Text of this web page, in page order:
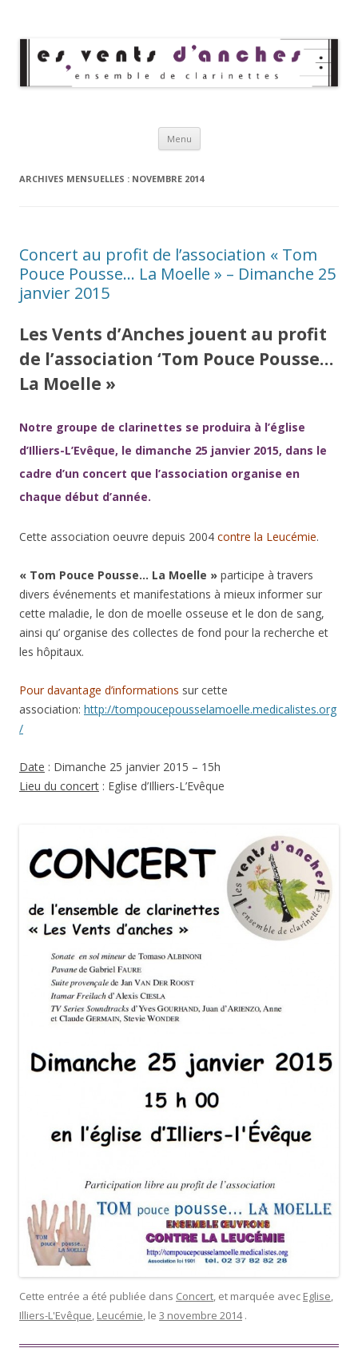
Menu Aller au contenu principal
ARCHIVES MENSUELLES : NOVEMBRE 2014
Concert au profit de l’association « Tom
Pouce Pousse… La Moelle » – Dimanche 25
janvier 2015
Les Vents d’Anches jouent au profit
de l’association ‘Tom Pouce Pousse…
La Moelle »
Notre groupe de clarinettes se produira à l’église
d’Illiers-L’Evêque, le dimanche 25 janvier 2015, dans le
cadre d’un concert que l’association organise en
chaque début d’année.
Cette association oeuvre depuis 2004 contre la Leucémie.
« Tom Pouce Pousse… La Moelle » participe à travers
divers événements et manifestations à mieux informer sur
cette maladie, le don de moelle osseuse et le don de sang,
ainsi qu’ organise des collectes de fond pour la recherche et
les hôpitaux.
Pour davantage d’informations sur cette
association: http://tompoucepousselamoelle.medicalistes.org
/
Date : Dimanche 25 janvier 2015 – 15h
Lieu du concert : Eglise d’Illiers-L’Evêque
Cette entrée a été publiée dans Concert, et marquée avec Eglise,
Illiers-L'Evêque, Leucémie, le 3 novembre 2014 .